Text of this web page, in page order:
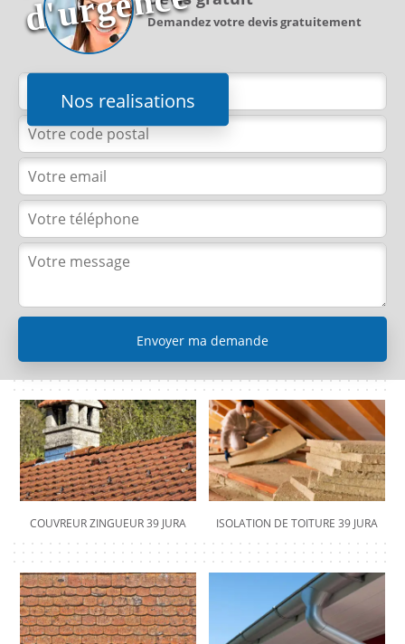
Nos realisations
Demandez votre devis gratuitement
COUVREUR ZINGUEUR 39 JURA ISOLATION DE TOITURE 39 JURA